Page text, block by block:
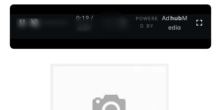
0:19 /
3:37
POWERE
D BY
AdhubM
edia